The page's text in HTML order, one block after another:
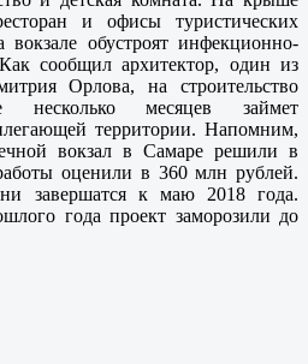
и офисы туристических
обустроят инфекционно-
сообщил архитектор, один из
Орлова, на строительство
месяцев займет
территории. Напомним,
вокзал в Самаре решили в
оценили в 360 млн рублей.
завершатся к маю 2018 года.
года проект заморозили до